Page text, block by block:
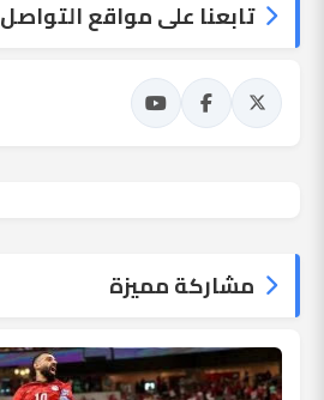
تابعنا على مواقع التواصل
مشاركة مميزة